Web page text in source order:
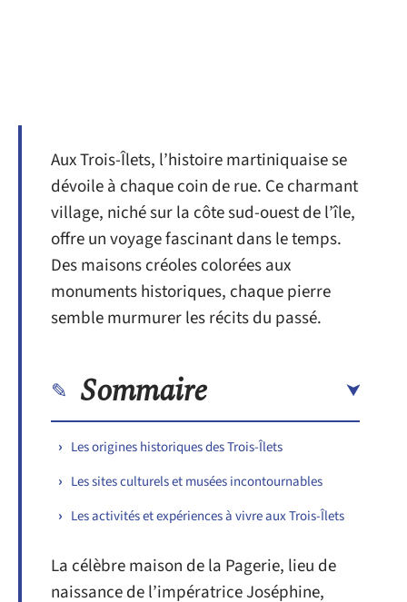
Aux Trois-Îlets, l’histoire martiniquaise se
dévoile à chaque coin de rue. Ce charmant
village, niché sur la côte sud-ouest de l’île,
offre un voyage fascinant dans le temps.
Des maisons créoles colorées aux
monuments historiques, chaque pierre
semble murmurer les récits du passé.
Sommaire
Les origines historiques des Trois-Îlets
Les sites culturels et musées incontournables
Les activités et expériences à vivre aux Trois-Îlets
La célèbre maison de la Pagerie, lieu de
naissance de l’impératrice Joséphine,